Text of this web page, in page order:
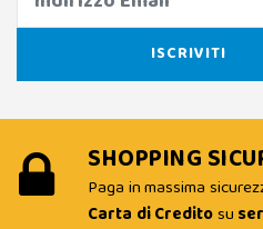
SHOPPING
Paga in massima
Carta di Creditosu